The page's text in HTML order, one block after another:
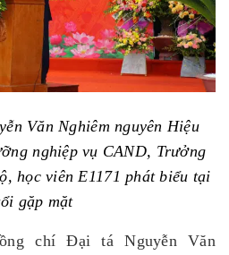
Văn Nghiêm nguyên Hiệu
nghiệp vụ CAND, Trưởng
học viên E1171 phát biểu tại
gặp mặt
chí Đại tá Nguyễn Văn